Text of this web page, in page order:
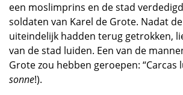
een moslimprins en de stad
soldaten van Karel de Grote. Nadat
uiteindelijk hadden terug getrokken,
van de stad luiden. Een van de
Grote zou hebben geroepen: “Carcas
sonne!).